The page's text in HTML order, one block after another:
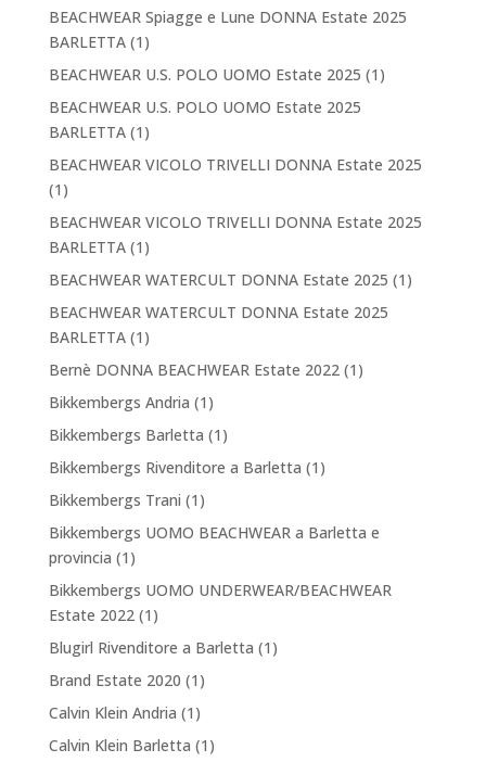
BEACHWEAR Spiagge e Lune DONNA Estate 2025
BARLETTA(1)
BEACHWEAR U.S. POLO UOMO Estate 2025 (1)
BEACHWEAR U.S. POLO UOMO Estate 2025
BARLETTA(1)
BEACHWEAR VICOLO TRIVELLI DONNA Estate 2025
(1)
BEACHWEAR VICOLO TRIVELLI DONNA Estate 2025
BARLETTA(1)
BEACHWEAR WATERCULT DONNA Estate 2025 (1)
BEACHWEAR WATERCULT DONNA Estate 2025
BARLETTA(1)
Bernè DONNA BEACHWEAR Estate 2022(1)
Bikkembergs Andria (1)
Bikkembergs Barletta (1)
Bikkembergs Rivenditore a Barletta (1)
Bikkembergs Trani (1)
Bikkembergs UOMO BEACHWEAR a Barletta e
provincia (1)
Bikkembergs UOMO UNDERWEAR/BEACHWEAR
Estate 2022(1)
Blugirl Rivenditore a Barletta (1)
Brand Estate 2020 (1)
Calvin Klein Andria (1)
Calvin Klein Barletta (1)